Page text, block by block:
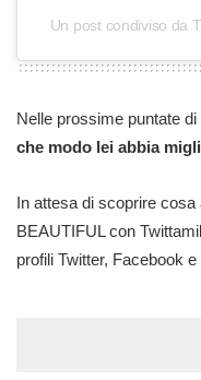
Un post condiviso da
Nelle prossime puntate
che modo lei abbia
In attesa di scoprire
BEAUTIFUL con
profili Twitter, Facebook e